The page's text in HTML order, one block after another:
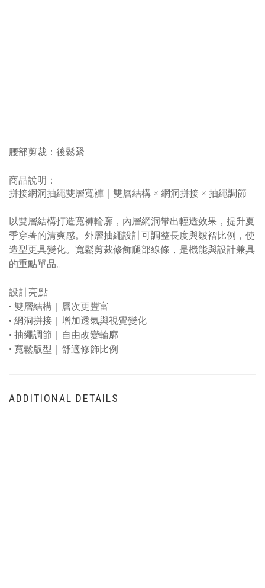
腰部剪裁 ： 後鬆緊
商品說明：
拼接網洞抽繩雙層寬褲｜雙層結構 × 網洞拼接 × 抽繩調節
以雙層結構打造寬褲輪廓，內層網洞帶出輕透效果，提升夏
季穿著的清爽感。外層抽繩設計可調整長度與皺褶比例，使
造型更具變化。寬鬆剪裁修飾腿部線條，是機能與設計兼具
的重點單品。
設計亮點
• 雙層結構｜層次更豐富
• 網洞拼接｜增加透氣與視覺變化
• 抽繩調節｜自由改變輪廓
• 寬鬆版型｜舒適修飾比例
ADDITIONAL DETAILS